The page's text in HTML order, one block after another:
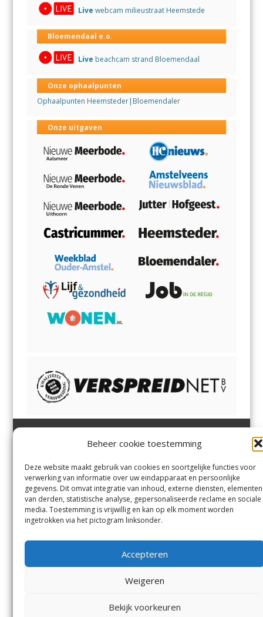
Beheer cookie toestemming
Deze website maakt gebruik van cookies en soortgelijke functies voor
verwerking van informatie over uw eindapparaat en persoonlijke
gegevens. Dit omvat integratie van inhoud, externe diensten, elementen
van derden, statistische analyse, gepersonaliseerde reclame en sociale
media. Toestemming is vrijwillig en kan op elk moment worden
ingetrokken via het pictogram linksonder.
Accepteren
Weigeren
Bekijk voorkeuren
Live webcam milieustraat Heemstede
Bloemendaal e.o.
Live beachcam strand Bloemendaal
Onze ophaalpunten
Ophaalpunten Heemsteder|Bloemendaler
Onze uitgaven
Margadantstraat 34
1976 DN IJmuiden
023-8200170
info@heemsteder.nl
info@bloemendaler.nl
Bennebroek,Vogelenzang,
OverveenenAerdenhout
Contact
Vacatures
Voorwaarden
© De Heemsteder Uitgevers B.V.